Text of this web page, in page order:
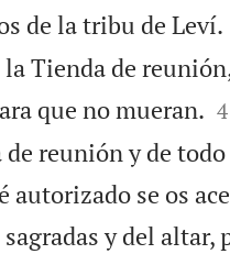
de la tribu de Leví.
Tienda de
que no mueran.
4
reunión y de
se os
y del altar,